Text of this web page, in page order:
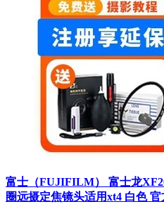
富士（FUJIFILM） 富士龙
圈远摄定焦镜头适用xt4 白色